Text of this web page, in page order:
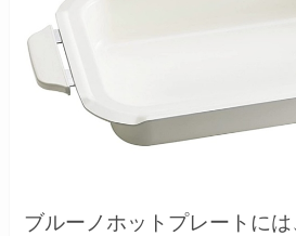
ブルーノホットプレートには